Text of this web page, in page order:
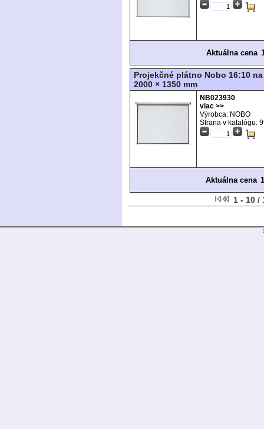
Aktuálna cena
Projekčné plátno Nobo 16:10
2000 × 1350 mm
NB023930
viac >>
Výrobca: NOBO
Strana v katalógu:
Aktuálna cena
1 - 10 /